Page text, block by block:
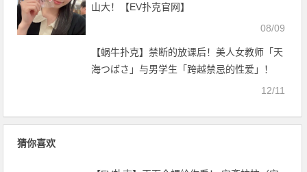
山大！【EV扑克官网】
08/09
【蜗牛扑克】禁断的放课后！美人女教师「天
海つばさ」与男学生「跨越禁忌的性爱」！
12/11
猜你喜欢